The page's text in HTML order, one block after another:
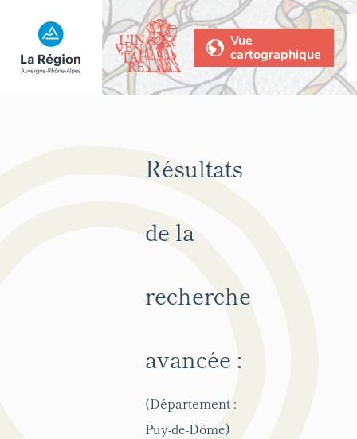
Vue
cartographique
Résultats
de la
recherche
avancée :
(Département :
Puy-de-Dôme)